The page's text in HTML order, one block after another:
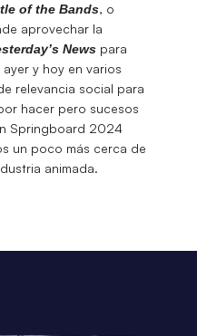
of the Bands, o
aprovechar la
News para
y hoy en varios
relevancia social para
hacer pero sucesos
Springboard 2024
un poco más cerca de
animada.